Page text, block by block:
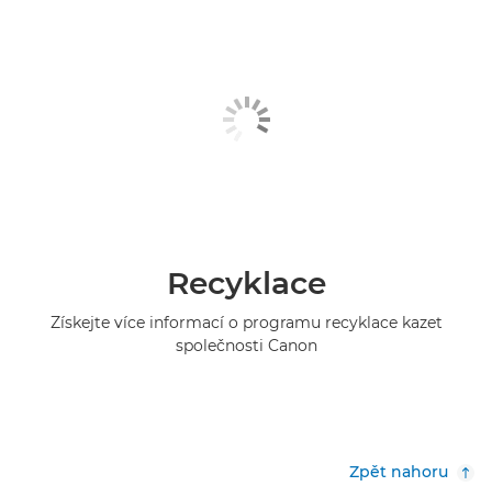
Recyklace
Získejte více informací o programu recyklace kazet
společnosti Canon
Zpět nahoru